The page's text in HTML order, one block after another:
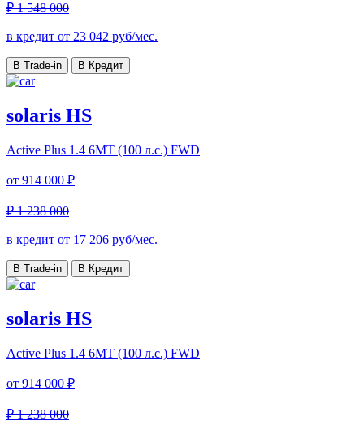
₽ 1 548 000
в кредит от 23 042 руб/мес.
В Trade-in В Кредит
solaris HS
Active Plus 1.4 6MT (100 л.с.) FWD
от 914 000 ₽
₽ 1 238 000
в кредит от 17 206 руб/мес.
В Trade-in В Кредит
solaris HS
Active Plus 1.4 6MT (100 л.с.) FWD
от 914 000 ₽
₽ 1 238 000